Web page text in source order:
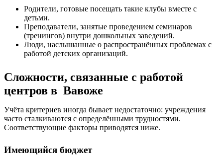
Родители, готовые посещать такие клубы вместе с
детьми.
Преподаватели, занятые проведением семинаров
(тренингов) внутри дошкольных заведений.
Люди, наслышанные о распространённых проблемах с
работой детских организаций.
Сложности, связанные с работой
центров в Вавоже
Учёта критериев иногда бывает недостаточно: учреждения
часто сталкиваются с определёнными трудностями.
Соответствующие факторы приводятся ниже.
Имеющийся бюджет